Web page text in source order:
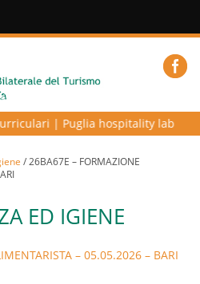
| Puglia hospitality lab –
/26BA67E – FORMAZIONE
ED IGIENE
– 05.05.2026 – BARI